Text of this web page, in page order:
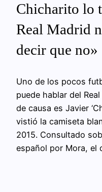
Chicharito lo
Real Madrid
decir que no»
Uno de los pocos
puede hablar del
de causa es Javier
vistió la camiseta
2015. Consultado
español por Mora, el